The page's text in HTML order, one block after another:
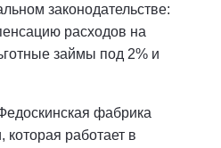
законодательстве:
расходов на
займы под 2% и
фабрика
работает в